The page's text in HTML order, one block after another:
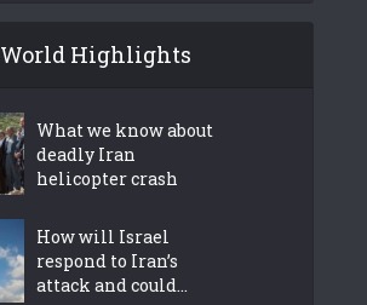
World Highlights
What we know about
deadly Iran
helicopter crash
How will Israel
respond to Iran’s
attack and could...